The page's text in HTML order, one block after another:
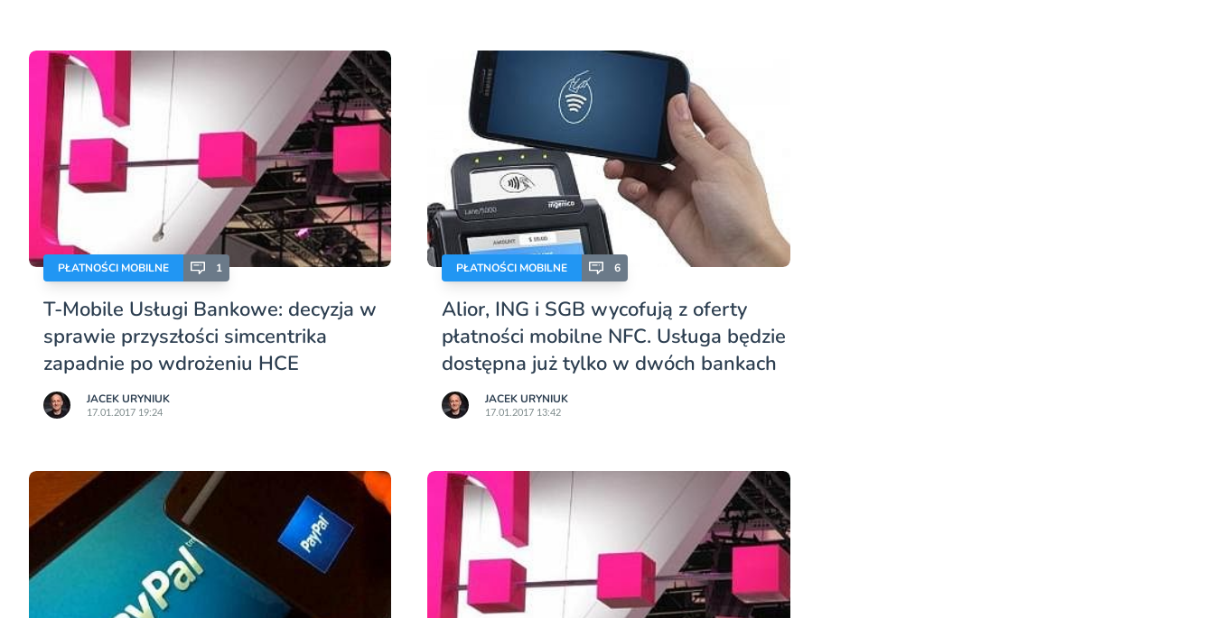
PŁATNOŚCI MOBILNE 1
T-Mobile Usługi Bankowe: decyzja w
sprawie przyszłości simcentrika
zapadnie po wdrożeniu HCE
JACEK URYNIUK
17.01.2017 19:24
PŁATNOŚCI MOBILNE 6
Alior, ING i SGB wycofują z oferty
płatności mobilne NFC. Usługa będzie
dostępna już tylko w dwóch bankach
JACEK URYNIUK
17.01.2017 13:42